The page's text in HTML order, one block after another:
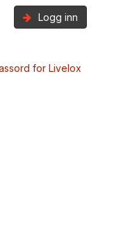
Logg inn
for Livelox